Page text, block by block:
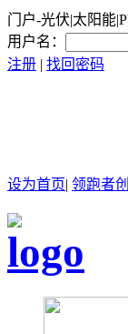
门户-光伏|太阳能
用户名：
注册 | 找回密码
设为首页| 领跑者